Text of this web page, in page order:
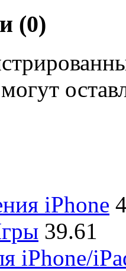
(0)
iPhone
39.61
iPhone/